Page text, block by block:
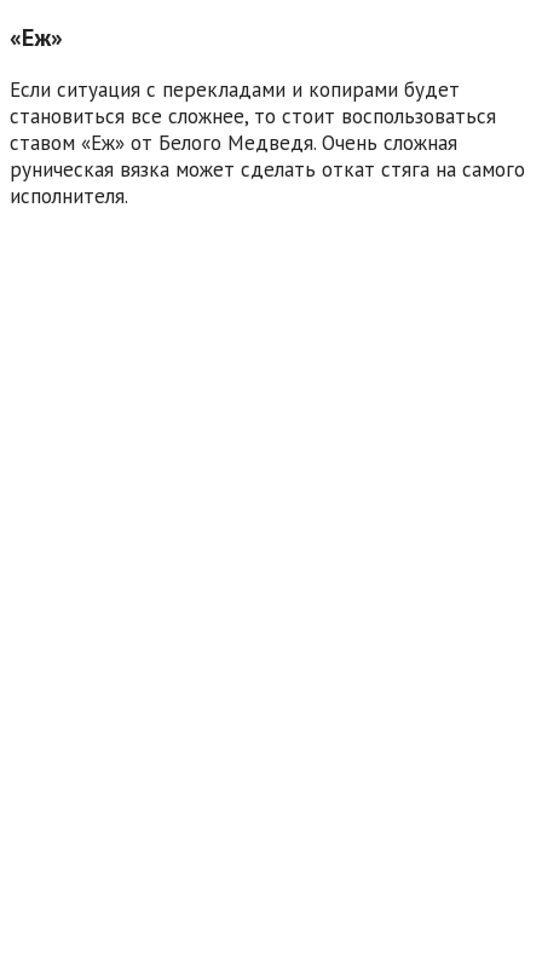
«Еж»
Если ситуация с перекладами и копирами будет
становиться все сложнее, то стоит воспользоваться
ставом «Еж» от Белого Медведя. Очень сложная
руническая вязка может сделать откат стяга на самого
исполнителя.